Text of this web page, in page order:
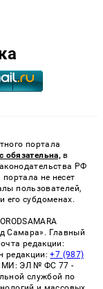
портала
обязательна, в
РФ
не несет
пользователей,
его субдоменах.
Самара». Главный
редакции:
редакции:+7 (987)
СМИ: ЭЛ № ФС 77 -
службой по